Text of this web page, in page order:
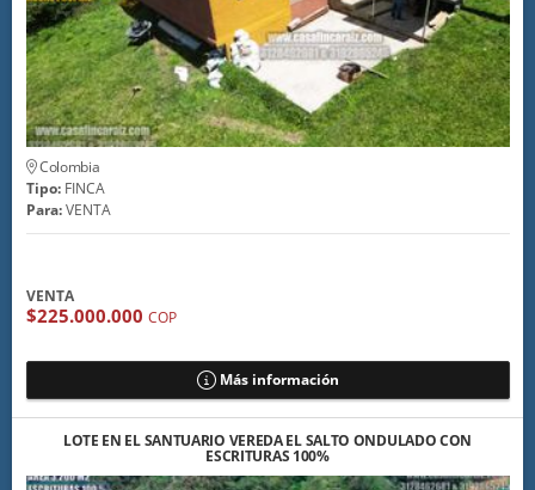
Colombia
Tipo:FINCA
Para:VENTA
VENTA
$225.000.000 COP
Más información
LOTE EN EL SANTUARIO VEREDA EL SALTO ONDULADO CON
ESCRITURAS 100%